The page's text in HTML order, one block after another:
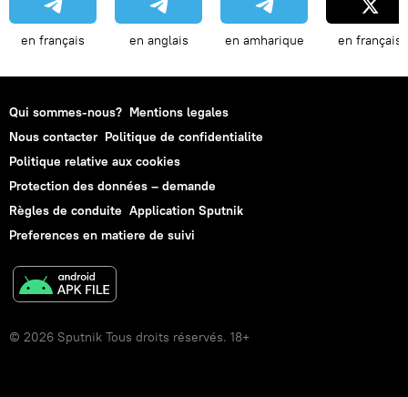
en français en anglais en amharique en français
Qui sommes-nous? Mentions legales
Nous contacter Politique de confidentialite
Politique relative aux cookies
Protection des données – demande
Règles de conduite Application Sputnik
Preferences en matiere de suivi
© 2026 Sputnik Tous droits réservés. 18+